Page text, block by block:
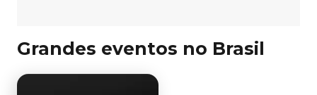
Grandes eventos no Brasil